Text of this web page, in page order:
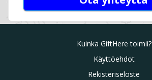
Kuinka GiftHere toimii?
Käyttöehdot
Rekisteriseloste